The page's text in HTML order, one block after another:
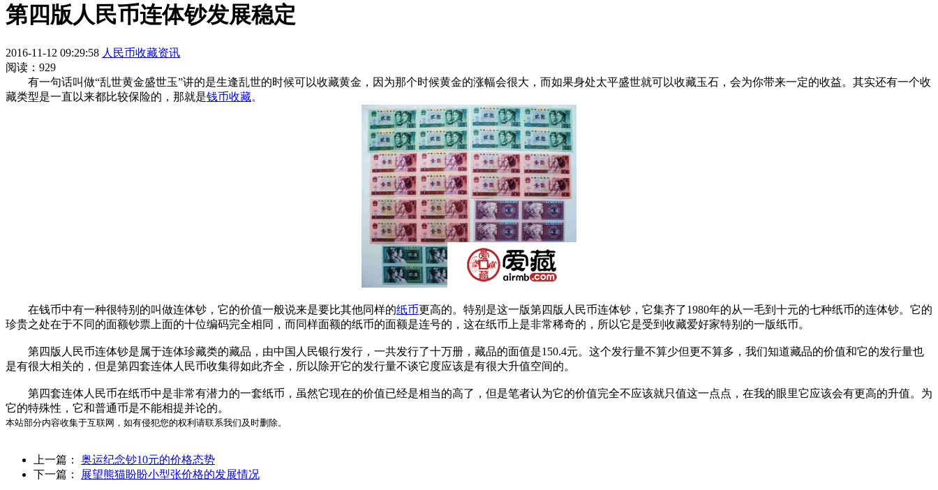
第四版人民币连体钞发展稳定
2016-11-12 09:29:58 人民币收藏资讯
阅读：929
有一句话叫做“乱世黄金盛世玉”讲的是生逢乱世的时候可以收藏黄金，因为那个时候黄金的涨幅会很大，而如果身处太平盛世就可以收藏玉石，会为你带来一定的收益。其实还有一个收
藏类型是一直以来都比较保险的，那就是钱币收藏。
在钱币中有一种很特别的叫做连体钞，它的价值一般说来是要比其他同样的纸币更高的。特别是这一版第四版人民币连体钞，它集齐了1980年的从一毛到十元的七种纸币的连体钞。它的
珍贵之处在于不同的面额钞票上面的十位编码完全相同，而同样面额的纸币的面额是连号的，这在纸币上是非常稀奇的，所以它是受到收藏爱好家特别的一版纸币。
第四版人民币连体钞是属于连体珍藏类的藏品，由中国人民银行发行，一共发行了十万册，藏品的面值是150.4元。这个发行量不算少但更不算多，我们知道藏品的价值和它的发行量也
是有很大相关的，但是第四套连体人民币收集得如此齐全，所以除开它的发行量不谈它度应该是有很大升值空间的。
第四套连体人民币在纸币中是非常有潜力的一套纸币，虽然它现在的价值已经是相当的高了，但是笔者认为它的价值完全不应该就只值这一点点，在我的眼里它应该会有更高的升值。为
它的特殊性，它和普通币是不能相提并论的。
本站部分内容收集于互联网，如有侵犯您的权利请联系我们及时删除。
上一篇： 奥运纪念钞10元的价格态势
下一篇：
展望熊猫盼盼小型张价格的发展情况